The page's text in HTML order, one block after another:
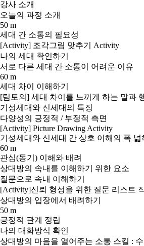
강사 소개
오늘의 과정 소개
50 m
세대 간 소통의 필요성
[Activity] 조각그림 맞추기 Activity
나의 세대 확인하기
서로 다른 세대 간 소통이 어려운 이유
60 m
세대 차이 이해하기
[팀토의] 세대 차이를 느끼게 하는 말과
기성세대와 신세대의 특징
다양성의 긍정적 / 부정적 측면
[Activity] Picture Drawing Activity
기성세대와 신세대 간 상호 이해의 폭 넓
60 m
관심(동기) 이해와 배려
상대방의 속내를 이해하기 위한 요소
질문으로 속내 이해하기
[Activity]신뢰 형성을 위한 질문 리스트
상대방의 입장에서 배려하기
50 m
긍정적 관계 정립
나의 대화방식 확인
상대방의 마음을 열어주는 소통 스킬 :